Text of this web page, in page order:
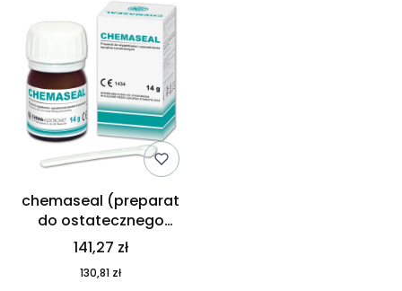
chemaseal (preparat
do ostatecznego
wypełnienia kanałółw
korzeniowych ) 14g
chema
141,27 zł
130,81 zł